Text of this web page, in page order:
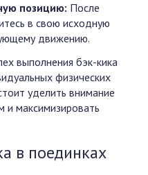
позицию: После
в свою исходную
движению.
выполнения бэк-кика
физических
уделить внимание
и максимизировать
в поединках